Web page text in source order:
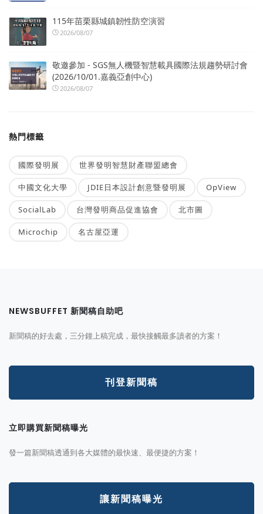
115年苗栗縣城鎮韌性防空演習
2026/08/07
敬邀參加 - SGS無人機暨智慧載具國際法規趨勢研討會
(2026/10/01.嘉義亞創中心)
2026/08/07
熱門標籤
國際發明展 世界發明智慧財產聯盟總會
中國文化大學 JDIE日本設計創意暨發明展 OpView
SocialLab 台灣發明商品促進協會 北市圖
Microchip 名古屋亞運
NEWSBUFFET 新聞稿自助吧
新聞稿的好去處，三分鐘上稿完成，最快接觸最多讀者的方案！
刊登新聞稿
立即購買新聞稿曝光
發一篇新聞稿透通到各大媒體的最快速、最便捷的方案！
讓新聞稿曝光